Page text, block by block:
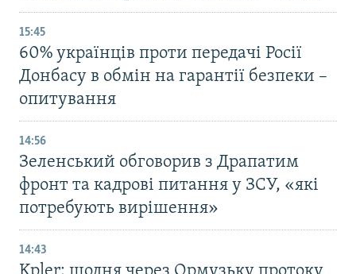
15:45
60% українців проти передачі Росії
Донбасу в обмін на гарантії безпеки –
опитування
14:56
Зеленський обговорив з Драпатим
фронт та кадрові питання у ЗСУ, «які
потребують вирішення»
14:43